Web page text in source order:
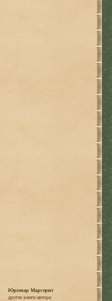
Юрсенар Маргерит
другие книги автора: